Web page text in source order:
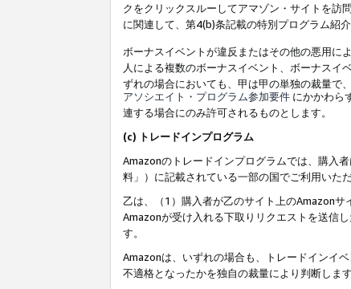
クをクリックスルーしてアマゾン・サイトを訪
に関連して、第4(b)条記載の特別プログラム紹介
ボーナスイベントが違反またはその他の悪用に
人による複数のボーナスイベント、ボーナス
ずれの場合においても、甲は甲の単独の裁量で
アソシエイト・プログラム参加要件 にかかわら
連する場合にのみ許可されるものとします。
(c) トレードインプログラム
Amazonのトレードインプログラムでは、購入
料」）に記載されている一部の国でご利用いただ
乙は、（1）購入者が乙のサイト上のAmazonサ
Amazonが受け入れる下取りリクエストを送信
す。
Amazonは、いずれの場合も、トレードインイ
不適格となったかを独自の裁量により判断します